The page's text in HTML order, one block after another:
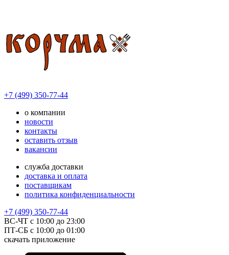
+7 (499) 350-77-44
о компании
новости
контакты
оставить отзыв
вакансии
служба доставки
доставка и оплата
поставщикам
политика конфиденциальности
+7 (499) 350-77-44
ВС-ЧТ с 10:00 до 23:00
ПТ-СБ с 10:00 до 01:00
скачать приложение